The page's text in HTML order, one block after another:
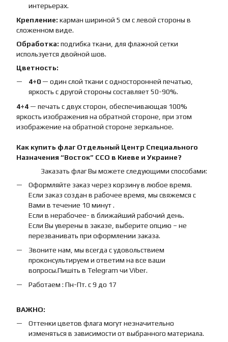
интерьерах.
Крепление: карман шириной 5 см с левой стороны в
сложенном виде.
Обработка: подгибка ткани, для флажной сетки
используется двойной шов.
Цветность:
4+0 — один слой ткани с односторонней печатью,
яркость с другой стороны составляет 50-90%.
4+4 — печать с двух сторон, обеспечивающая 100%
яркость изображения на обратной стороне, при этом
изображение на обратной стороне зеркальное.
Как купить флаг Отдельный Центр Специального
Назначения “Восток” ССО в Киеве и Украине?
Заказать флаг Вы можете следующими способами:
Оформляйте заказ через корзину в любое время.
Если заказ создан в рабочее время, мы свяжемся с
Вами в течение 10 минут .
Если в нерабочее- в ближайший рабочий день.
Если Вы уверены в заказе, выберите опцию – не
перезванивать при оформлении заказа.
Звоните нам, мы всегда с удовольствием
проконсультируем и ответим на все ваши
вопросы.Пишіть в Telegram чи Viber.
Работаем : Пн-Пт. с 9 до 17
ВАЖНО:
Оттенки цветов флага могут незначительно
изменяться в зависимости от выбранного материала.